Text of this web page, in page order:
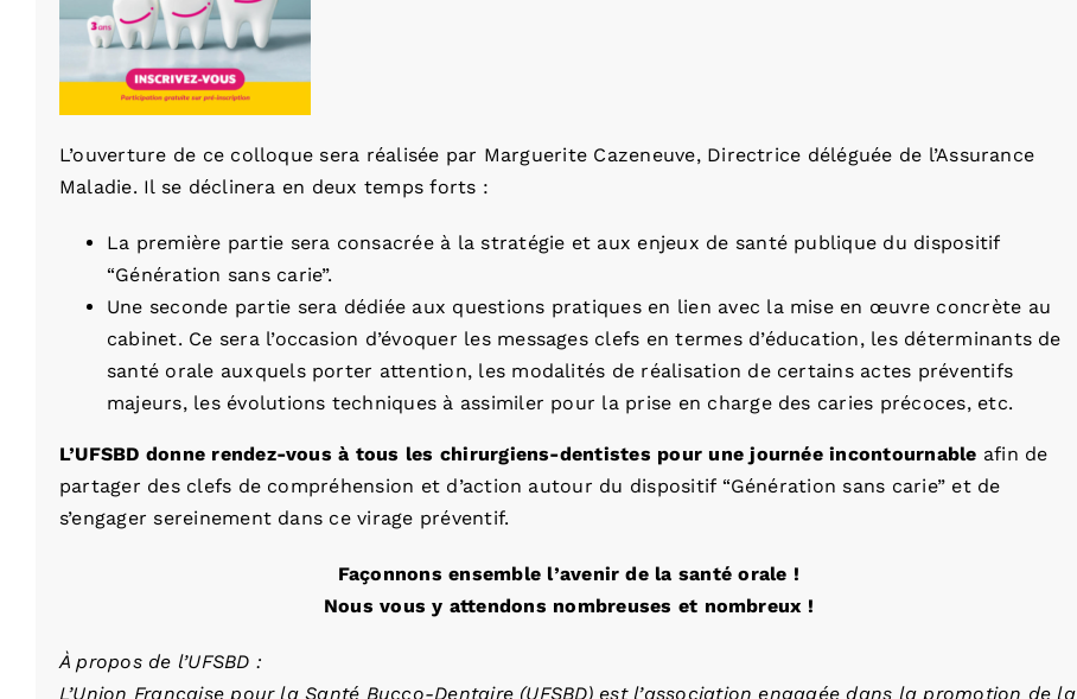
L’ouverture de ce colloque sera réalisée par Marguerite Cazeneuve, Directrice déléguée de l’Assurance
Maladie. Il se déclinera en deux temps forts :
La première partie sera consacrée à la stratégie et aux enjeux de santé publique du dispositif
“Génération sans carie”.
Une seconde partie sera dédiée aux questions pratiques en lien avec la mise en œuvre concrète au
cabinet. Ce sera l’occasion d’évoquer les messages clefs en termes d’éducation, les déterminants de
santé orale auxquels porter attention, les modalités de réalisation de certains actes préventifs
majeurs, les évolutions techniques à assimiler pour la prise en charge des caries précoces, etc.
L’UFSBD donne rendez-vous à tous les chirurgiens-dentistes pour une journée incontournable afin de
partager des clefs de compréhension et d’action autour du dispositif “Génération sans carie” et de
s’engager sereinement dans ce virage préventif.
Façonnons ensemble l’avenir de la santé orale !
Nous vous y attendons nombreuses et nombreux !
À propos de l’UFSBD :
L’Union Française pour la Santé Bucco-Dentaire (UFSBD) est l’association engagée dans la promotion de la